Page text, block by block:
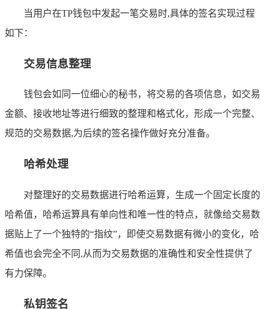
当用户在TP钱包中发起一笔交易时,具体的签名实现过程
如下：
交易信息整理
钱包会如同一位细心的秘书，将交易的各项信息，如交易
金额、接收地址等进行细致的整理和格式化，形成一个完整、
规范的交易数据,为后续的签名操作做好充分准备。
哈希处理
对整理好的交易数据进行哈希运算，生成一个固定长度的
哈希值，哈希运算具有单向性和唯一性的特点，就像给交易数
据贴上了一个独特的“指纹”，即使交易数据有微小的变化，哈
希值也会完全不同,从而为交易数据的准确性和安全性提供了
有力保障。
私钥签名